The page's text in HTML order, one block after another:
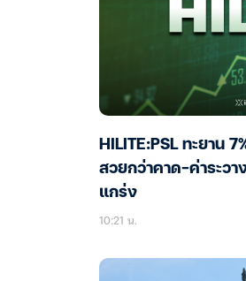
HILITE:PSL ทะยาน
สวยกว่าคาด-ค่าระว
แกร่ง
10:21 น.